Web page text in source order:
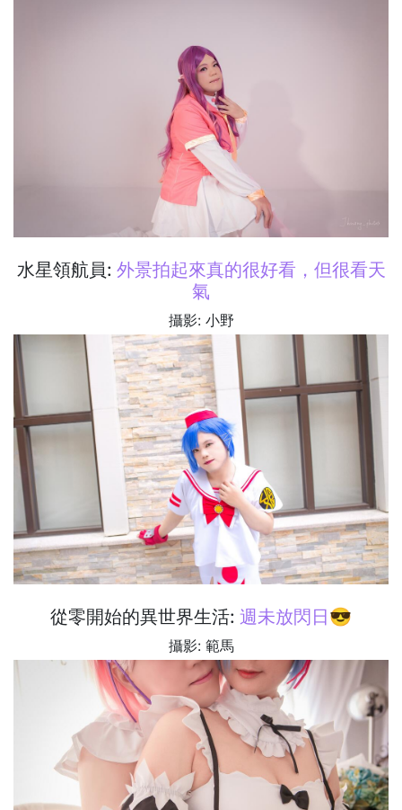
水星領航員: 外景拍起來真的很好看，但很看天
氣
攝影: 小野
從零開始的異世界生活: 週未放閃日😎
攝影: 範馬